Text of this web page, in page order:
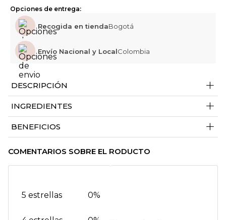
Opciones de entrega:
Recogida en tiendaBogotá
Envío Nacional y LocalColombia
DESCRIPCIÓN +
INGREDIENTES +
BENEFICIOS +
COMENTARIOS SOBRE EL RODUCTO
5 estrellas 0%